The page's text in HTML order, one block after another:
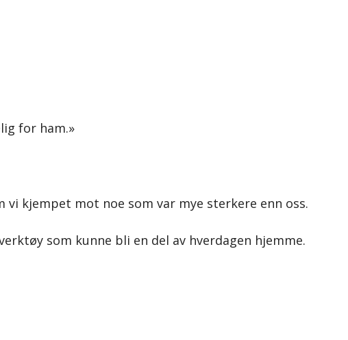
for ham.»
kjempet mot noe som var mye sterkere enn oss.
som kunne bli en del av hverdagen hjemme.